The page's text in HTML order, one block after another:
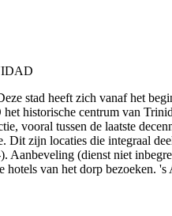
stad heeft zich vanaf het
historische centrum van
vooral tussen de laatste
zijn locaties die integraal
(dienst niet
van het dorp